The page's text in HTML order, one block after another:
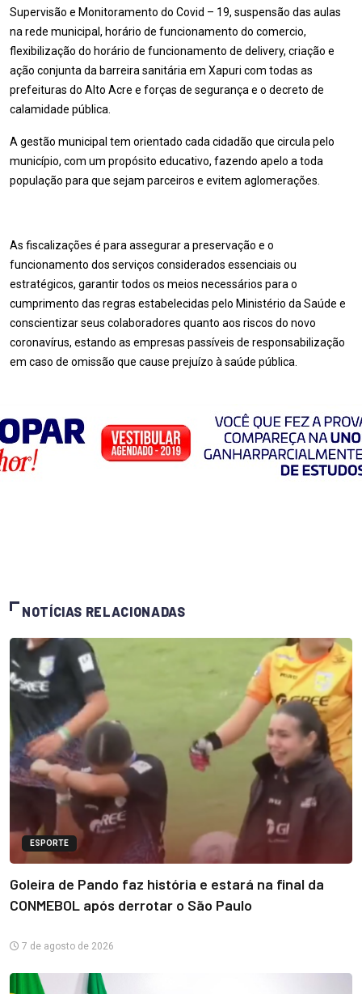
Supervisão e Monitoramento do Covid – 19, suspensão das aulas
na rede municipal, horário de funcionamento do comercio,
flexibilização do horário de funcionamento de delivery, criação e
ação conjunta da barreira sanitária em Xapuri com todas as
prefeituras do Alto Acre e forças de segurança e o decreto de
calamidade pública.
A gestão municipal tem orientado cada cidadão que circula pelo
município, com um propósito educativo, fazendo apelo a toda
população para que sejam parceiros e evitem aglomerações.
As fiscalizações é para assegurar a preservação e o
funcionamento dos serviços considerados essenciais ou
estratégicos, garantir todos os meios necessários para o
cumprimento das regras estabelecidas pelo Ministério da Saúde e
conscientizar seus colaboradores quanto aos riscos do novo
coronavírus, estando as empresas passíveis de responsabilização
em caso de omissão que cause prejuízo à saúde pública.
NOTÍCIAS RELACIONADAS
ESPORTE
Goleira de Pando faz história e estará na final da
CONMEBOL após derrotar o São Paulo
7 de agosto de 2026